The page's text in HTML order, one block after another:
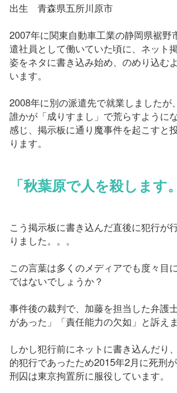
出生 青森県五所川原市
2007年に関東自動車工業の静岡県裾野
遣社員として働いていた頃に、ネット
姿をネタに書き込み始め、のめり込む
います。
2008年に別の派遣先で就業しましたが
誰かが「成りすまし」で荒らすように
感じ、掲示板に通り魔事件を起こすと
ります。
「秋葉原で人を殺します
こう掲示板に書き込んだ直後に犯行が
りました。。。
この言葉は多くのメディアでも度々目
ではないでしょうか？
事件後の裁判で、加藤を担当した弁護
があった」「責任能力の欠如」と訴えま
しかし犯行前にネットに書き込んだり
的犯行であったため2015年2月に死刑
刑囚は東京拘置所に服役しています。